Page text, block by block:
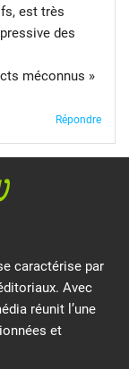
est très
des
méconnus »
Répondre
caractérise par
Avec
réunit l’une
et